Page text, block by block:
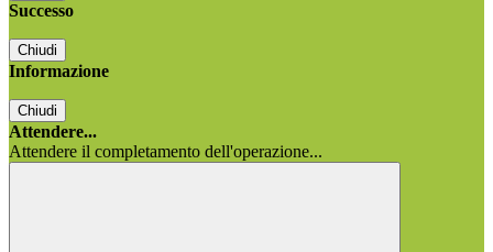
Successo
Chiudi
Informazione
Chiudi
Attendere...
Attendere il completamento dell'operazione...